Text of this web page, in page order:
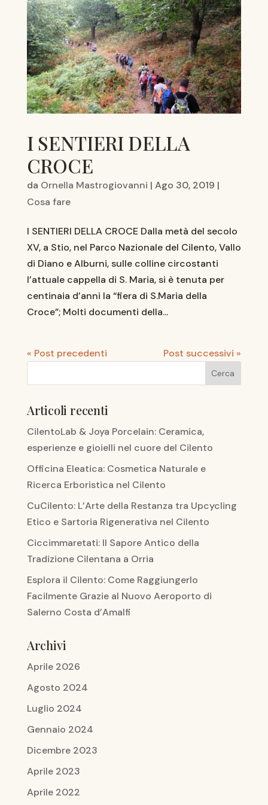
I SENTIERI DELLA
CROCE
da Ornella Mastrogiovanni | Ago 30, 2019 |
Cosa fare
I SENTIERI DELLA CROCE Dalla metà del secolo
XV, a Stio, nel Parco Nazionale del Cilento, Vallo
di Diano e Alburni, sulle colline circostanti
l’attuale cappella di S. Maria, si è tenuta per
centinaia d’anni la “fiera di S.Maria della
Croce”; Molti documenti della...
« Post precedenti Post successivi »
Articoli recenti
CilentoLab & Joya Porcelain: Ceramica,
esperienze e gioielli nel cuore del Cilento
Officina Eleatica: Cosmetica Naturale e
Ricerca Erboristica nel Cilento
CuCilento: L’Arte della Restanza tra Upcycling
Etico e Sartoria Rigenerativa nel Cilento
Ciccimmaretati: Il Sapore Antico della
Tradizione Cilentana a Orria
Esplora il Cilento: Come Raggiungerlo
Facilmente Grazie al Nuovo Aeroporto di
Salerno Costa d’Amalfi
Archivi
Aprile 2026
Agosto 2024
Luglio 2024
Gennaio 2024
Dicembre 2023
Aprile 2023
Aprile 2022